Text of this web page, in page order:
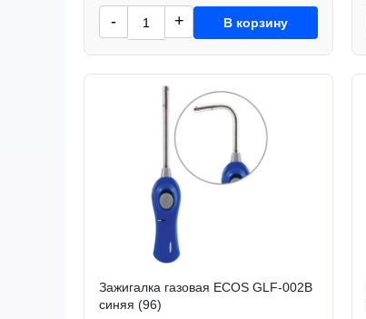
- + В корзину
Зажигалка газовая ECOS GLF-002B
синяя (96)